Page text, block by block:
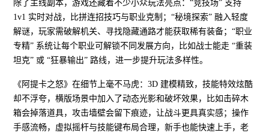
除了主线副本，游戏还藏着不少小众玩法亮点：“竞技场” 支持
1v1 实时对战，比拼连招技巧与职业克制；“秘境探索” 融入轻度
解谜，玩家需破解机关、寻找隐藏通路才能获取稀有装备；“职业
专精” 系统让每个职业可解锁不同发展方向，比如战士能走 “重装
坦克” 或 “狂暴输出” 路线，进一步提升玩法多样性。
《阿提卡之怒》在细节上毫不马虎：3D 建模精致，技能特效炫酷
却不浮夸，横版场景中加入了动态光影和破坏效果，比如击碎木
箱会掉落道具，攻击墙壁会留下痕迹，让战斗更具真实感；操作
手感流畅，虚拟摇杆与技能键布局合理，新手也能快速上手，老